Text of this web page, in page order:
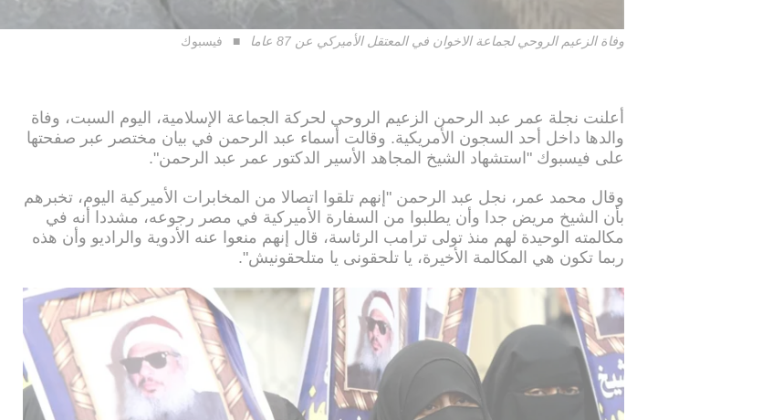
وفاة الزعيم الروحي لجماعة الاخوان في المعتقل الأميركي عن 87 عاما فيسبوك
أعلنت نجلة عمر عبد الرحمن الزعيم الروحي لحركة الجماعة الإسلامية، اليوم السبت، وفاة
والدها داخل أحد السجون الأمريكية. وقالت أسماء عبد الرحمن في بيان مختصر عبر صفحتها
على فيسبوك "استشهاد الشيخ المجاهد الأسير الدكتور عمر عبد الرحمن".
وقال محمد عمر، نجل عبد الرحمن "إنهم تلقوا اتصالا من المخابرات الأميركية اليوم، تخبرهم
بأن الشيخ مريض جدا وأن يطلبوا من السفارة الأميركية في مصر رجوعه، مشددا أنه في
مكالمته الوحيدة لهم منذ تولى ترامب الرئاسة، قال إنهم منعوا عنه الأدوية والراديو وأن هذه
ربما تكون هي المكالمة الأخيرة، يا تلحقونى يا متلحقونيش".